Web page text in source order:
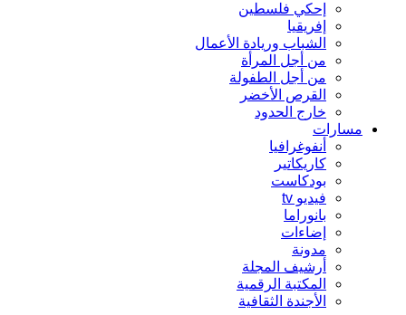
إحكي فلسطين
إفريقيا
الشباب وريادة الأعمال
من أجل المرأة
من أجل الطفولة
القرص الأخضر
خارج الحدود
مسارات
أنفوغرافيا
كاريكاتير
بودكاست
فيديو tv
بانوراما
إضاءات
مدونة
أرشيف المجلة
المكتبة الرقمية
الأجندة الثقافية